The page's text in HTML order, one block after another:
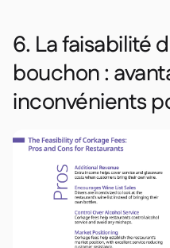
6. La faisabilité
bouchon :
inconvénients